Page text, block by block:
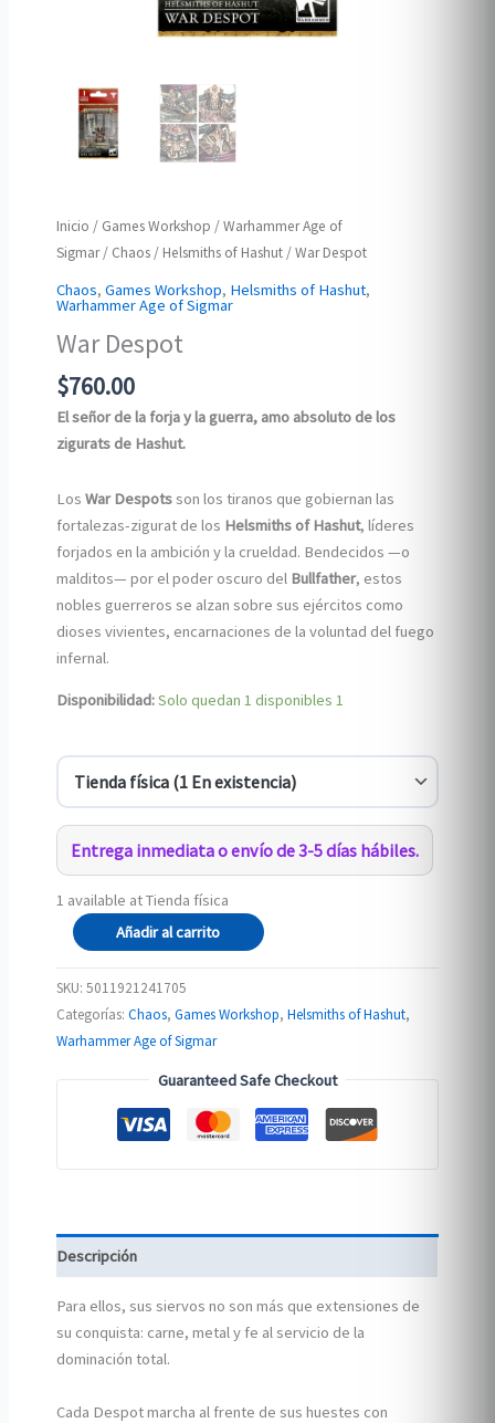
Inicio / Games Workshop /Warhammer Age of
Sigmar/ Chaos / Helsmiths of Hashut / War Despot
Chaos,Games Workshop, Helsmiths of Hashut,
Warhammer Age of Sigmar
War Despot
$760.00
El señor de la forja y la guerra, amo absoluto de los
zigurats de Hashut.
LosWar Despotsson los tiranos que gobiernan las
fortalezas-zigurat de los Helsmiths of Hashut, líderes
forjados en la ambición y la crueldad. Bendecidos —o
malditos— por el poder oscuro del Bullfather, estos
nobles guerreros se alzan sobre sus ejércitos como
dioses vivientes, encarnaciones de la voluntad del fuego
infernal.
Disponibilidad:Solo quedan 1 disponibles 1
Entrega inmediata o envío de 3-5 días hábiles.
1 available at Tienda física
War
Despot
cantidad
Añadir al carrito
SKU:5011921241705
Categorías:Chaos,Games Workshop,Helsmiths of Hashut,
Warhammer Age of Sigmar
Guaranteed Safe Checkout
Descripción
Para ellos, sus siervos no son más que extensiones de
su conquista: carne, metal y fe al servicio de la
dominación total.
Cada Despot marcha al frente de sus huestes con